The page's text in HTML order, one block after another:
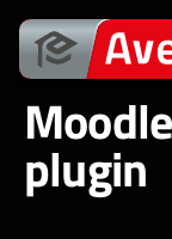
Ga
naar
de
inhoud
plugin